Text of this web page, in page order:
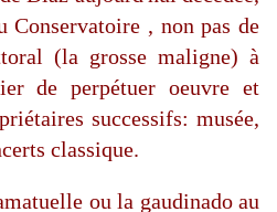
Conservatoire , non pas de
(la grosse maligne) à
de perpétuer oeuvre et
successifs: musée,
classique.
ou la gaudinado au